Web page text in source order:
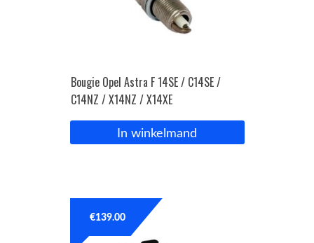
Bougie Opel Astra F 14SE / C14SE /
C14NZ / X14NZ / X14XE
In winkelmand
€139.00